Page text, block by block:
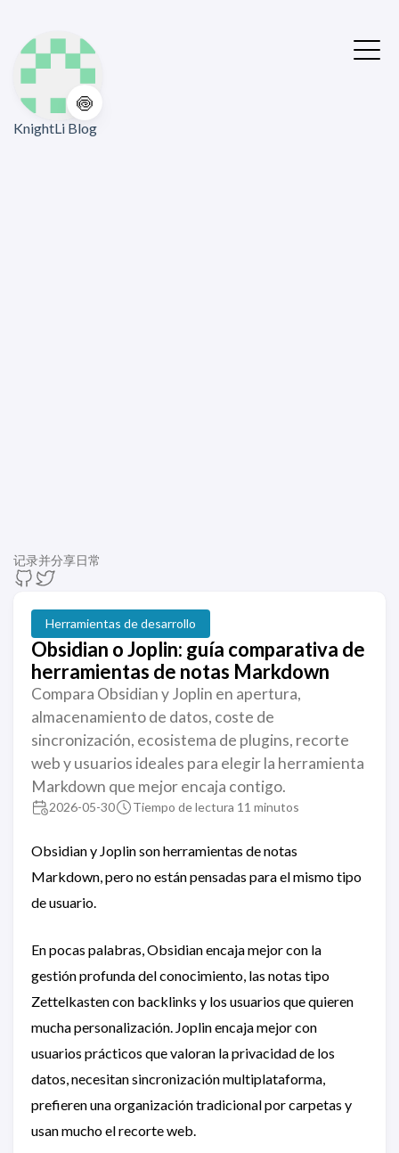
🍥
KnightLi Blog
记录并分享日常
Herramientas de desarrollo
Obsidian o Joplin: guía comparativa de
herramientas de notas Markdown
Compara Obsidian y Joplin en apertura,
almacenamiento de datos, coste de
sincronización, ecosistema de plugins, recorte
web y usuarios ideales para elegir la herramienta
Markdown que mejor encaja contigo.
2026-05-30 Tiempo de lectura 11 minutos
Obsidian y Joplin son herramientas de notas
Markdown, pero no están pensadas para el mismo tipo
de usuario.
En pocas palabras, Obsidian encaja mejor con la
gestión profunda del conocimiento, las notas tipo
Zettelkasten con backlinks y los usuarios que quieren
mucha personalización. Joplin encaja mejor con
usuarios prácticos que valoran la privacidad de los
datos, necesitan sincronización multiplataforma,
prefieren una organización tradicional por carpetas y
usan mucho el recorte web.